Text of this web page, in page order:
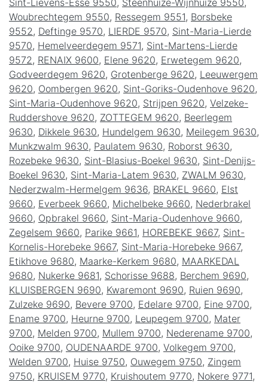
Woubrechtegem 9550, Ressegem 9551, Borsbeke
9552 , Deftinge 9570, LIERDE 9570, Sint-Maria-Lierde
9570, Hemelveerdegem 9571, Sint-Martens-Lierde
9572 , RENAIX 9600, Elene 9620, Erwetegem 9620,
Godveerdegem 9620, Grotenberge 9620, Leeuwergem
9620, Oombergen 9620, Sint-Goriks-Oudenhove 9620,
Sint-Maria-Oudenhove 9620, Strijpen 9620, Velzeke-
Ruddershove 9620, ZOTTEGEM 9620, Beerlegem
9630, Dikkele 9630, Hundelgem 9630, Meilegem 9630,
Munkzwalm 9630, Paulatem 9630, Roborst 9630,
Rozebeke 9630, Sint-Blasius-Boekel 9630, Sint-Denijs-
Boekel 9630, Sint-Maria-Latem 9630, ZWALM 9630,
Nederzwalm-Hermelgem 9636, BRAKEL 9660, Elst
9660, Everbeek 9660, Michelbeke 9660, Nederbrakel
9660, Opbrakel 9660, Sint-Maria-Oudenhove 9660,
Zegelsem 9660, Parike 9661, HOREBEKE 9667, Sint-
Kornelis-Horebeke 9667, Sint-Maria-Horebeke 9667,
Etikhove 9680, Maarke-Kerkem 9680, MAARKEDAL
9680, Nukerke 9681, Schorisse 9688, Berchem 9690,
KLUISBERGEN 9690, Kwaremont 9690, Ruien 9690,
Zulzeke 9690, Bevere 9700, Edelare 9700, Eine 9700,
Ename 9700, Heurne 9700, Leupegem 9700, Mater
9700, Melden 9700, Mullem 9700, Nederename 9700,
Ooike 9700, OUDENAARDE 9700, Volkegem 9700,
Welden 9700, Huise 9750, Ouwegem 9750, Zingem
9750, KRUISEM 9770, Kruishoutem 9770, Nokere 9771,